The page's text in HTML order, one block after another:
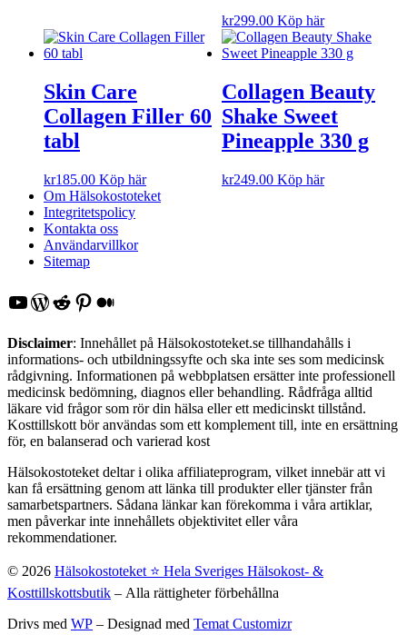
kr299.00 Köp här
Skin Care
Collagen Filler 60
tabl
kr185.00 Köp här
Collagen Beauty
Shake Sweet
Pineapple 330 g
kr249.00 Köp här
Om Hälsokostoteket
Integritetspolicy
Kontakta oss
Användarvillkor
Sitemap
YouTube
WordPress
Reddit
Pinterest
Medium
Disclaimer: Innehållet på Hälsokostoteket.se tillhandahålls i
informations- och utbildningssyfte och ska inte ses som medicinsk
rådgivning. Informationen på webbplatsen ersätter inte professionell
medicinsk bedömning, diagnos eller behandling. Rådfråga alltid
läkare vid frågor som rör din hälsa eller ett medicinskt tillstånd.
Kosttillskott bör användas som ett komplement till, inte en ersättning
för, en balanserad och varierad kost
Hälsokostoteket deltar i olika affiliateprogram, vilket innebär att vi
kan få ersättning genom att länka till produkter eller tjänster från
samarbetspartners. Sådana länkar kan förekomma i våra artiklar,
men påverkar inte innehållets objektivitet eller våra
rekommendationer.
© 2026 Hälsokostoteket ⭐️ Hela Sveriges Hälsokost- &
Kosttillskottsbutik – Alla rättigheter förbehållna
Drivs med WP – Designad med Temat Customizr